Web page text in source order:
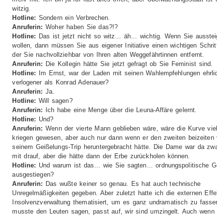
witzig.
Hotline: Sondern ein Verbrechen.
Anruferin: Woher haben Sie das?!?
Hotline: Das ist jetzt nicht so witz… äh… wichtig. Wenn Sie
wollen, dann müssen Sie aus eigener Initiative einen wichtigen
der Sie nachvollziehbar von Ihren alten Weggefährtinnen entfernt.
Anruferin: Die Kollegin hätte Sie jetzt gefragt ob Sie Feminist sind.
Hotline: Im Ernst, war der Laden mit seinen Wahlempfehlungen
verlogener als Konrad Adenauer?
Anruferin: Ja.
Hotline: Will sagen?
Anruferin:
Ich habe eine Menge über die Leuna-Affäre gelernt.
Hotline: Und?
Anruferin: Wenn der vierte Mann geblieben wäre, wäre die Kurve
kriegen gewesen, aber auch nur dann wenn er den zweiten beizeiten
seinem Geißelungs-Trip heruntergebracht hätte. Die Dame war da
mit drauf, aber die hätte dann der Erbe zurückholen können.
Hotline: Und warum ist das… wie Sie sagten… ordnungspolitische
ausgestiegen?
Anruferin: Das wußte keiner so genau. Es hat auch technische
Unregelmäßigkeiten gegeben. Aber zuletzt hatte ich die externen
Insolvenzverwaltung thematisiert, um es ganz undramatisch zu
musste den Leuten sagen, passt auf, wir sind umzingelt. Auch wenn